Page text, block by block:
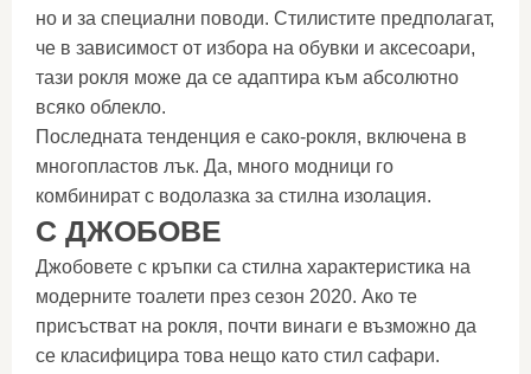
но и за специални поводи. Стилистите предполагат,
че в зависимост от избора на обувки и аксесоари,
тази рокля може да се адаптира към абсолютно
всяко облекло.
Последната тенденция е сако-рокля, включена в
многопластов лък. Да, много модници го
комбинират с водолазка за стилна изолация.
С ДЖОБОВЕ
Джобовете с кръпки са стилна характеристика на
модерните тоалети през сезон 2020. Ако те
присъстват на рокля, почти винаги е възможно да
се класифицира това нещо като стил сафари.